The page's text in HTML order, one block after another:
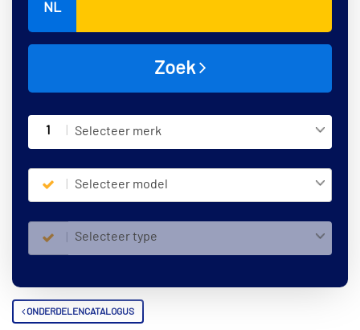
NL
Zoek
1 Selecteer merk
Selecteer model
Selecteer type
ONDERDELENCATALOGUS